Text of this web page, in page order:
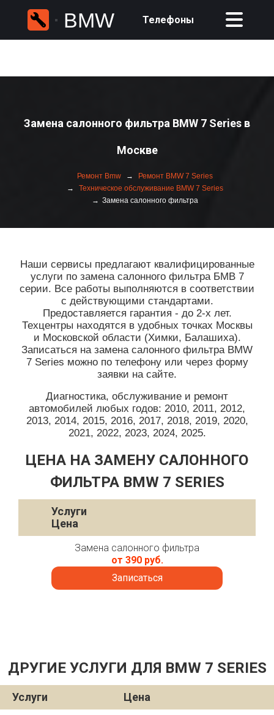
BMW Телефоны
Замена салонного фильтра BMW 7 Series в
Москве
Ремонт Bmw
Ремонт BMW 7 Series
Техническое обслуживание BMW 7 Series
Замена салонного фильтра
Наши сервисы предлагают квалифицированные
услуги по замена салонного фильтра БМВ 7
серии. Все работы выполняются в соответствии
с действующими стандартами.
Предоставляется гарантия - до 2-х лет.
Техцентры находятся в удобных точках Москвы
и Московской области (Химки, Балашиха).
Записаться на замена салонного фильтра BMW
7 Series можно по телефону или через форму
заявки на сайте.
Диагностика, обслуживание и ремонт
автомобилей любых годов: 2010, 2011, 2012,
2013, 2014, 2015, 2016, 2017, 2018, 2019, 2020,
2021, 2022, 2023, 2024, 2025.
ЦЕНА НА ЗАМЕНУ САЛОННОГО
ФИЛЬТРА BMW 7 SERIES
Услуги
Цена
Замена салонного фильтра
от 390 руб.
Записаться
ДРУГИЕ УСЛУГИ ДЛЯ BMW 7 SERIES
Услуги Цена